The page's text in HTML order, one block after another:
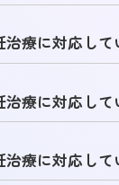
療に対応し
療に対応し
療に対応し